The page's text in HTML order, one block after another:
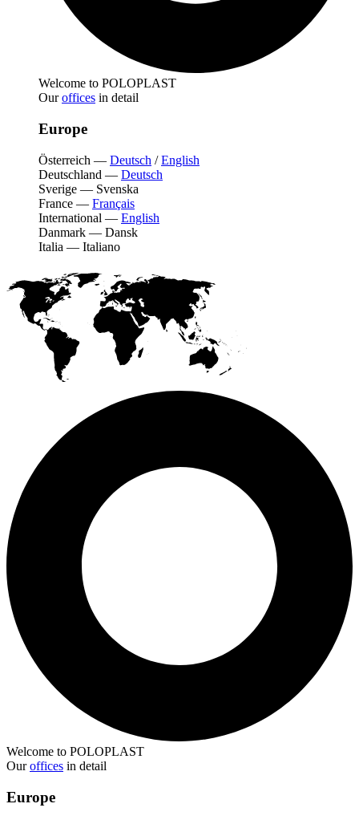
Welcome to POLOPLAST
Ouroffices in detail
Europe
Österreich — Deutsch /English
Deutschland — Deutsch
Sverige — Svenska
France — Français
International — English
Danmark — Dansk
Italia — Italiano
Welcome to POLOPLAST
Ouroffices in detail
Europe